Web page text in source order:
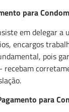
para
em delegar a
encargos
pois
para